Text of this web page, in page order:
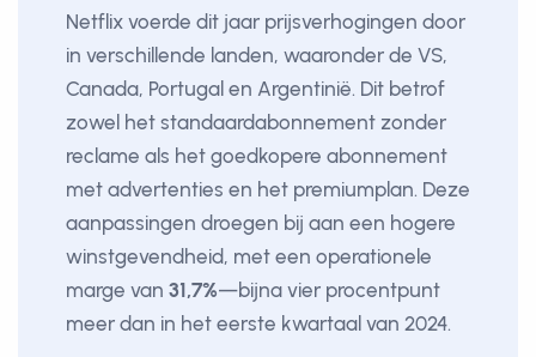
Netflix voerde dit jaar prijsverhogingen door
in verschillende landen, waaronder de VS,
Canada, Portugal en Argentinië. Dit betrof
zowel het standaardabonnement zonder
reclame als het goedkopere abonnement
met advertenties en het premiumplan. Deze
aanpassingen droegen bij aan een hogere
winstgevendheid, met een operationele
marge van 31,7%—bijna vier procentpunt
meer dan in het eerste kwartaal van 2024.